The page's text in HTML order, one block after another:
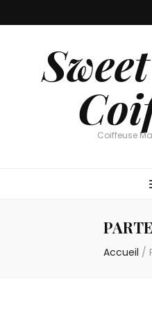
Coiffeuse
Accueil /